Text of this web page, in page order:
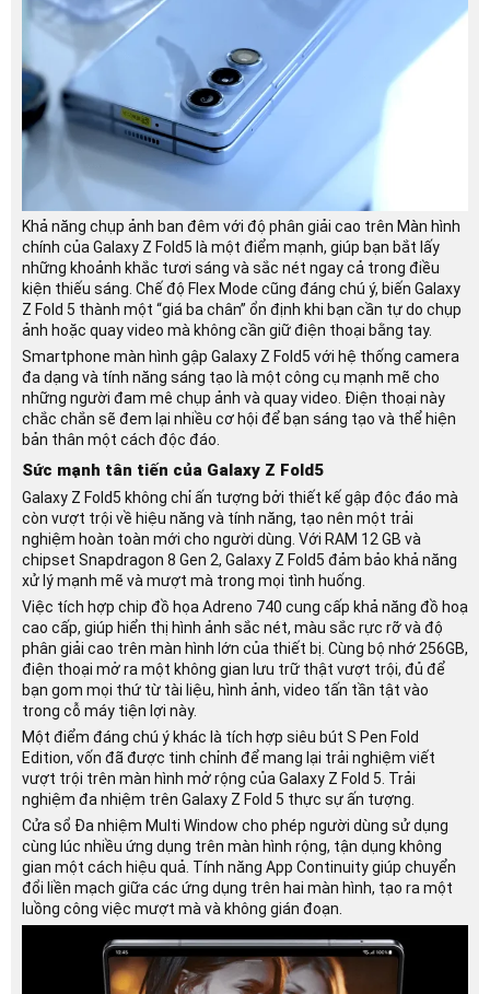
Khả năng chụp ảnh ban đêm với độ phân giải cao trên Màn hình
chính của Galaxy Z Fold5 là một điểm mạnh, giúp bạn bắt lấy
những khoảnh khắc tươi sáng và sắc nét ngay cả trong điều
kiện thiếu sáng. Chế độ Flex Mode cũng đáng chú ý, biến Galaxy
Z Fold 5 thành một “giá ba chân” ổn định khi bạn cần tự do chụp
ảnh hoặc quay video mà không cần giữ điện thoại bằng tay.
Smartphone màn hình gập Galaxy Z Fold5 với hệ thống camera
đa dạng và tính năng sáng tạo là một công cụ mạnh mẽ cho
những người đam mê chụp ảnh và quay video. Điện thoại này
chắc chắn sẽ đem lại nhiều cơ hội để bạn sáng tạo và thể hiện
bản thân một cách độc đáo.
Sức mạnh tân tiến của Galaxy Z Fold5
Galaxy Z Fold5 không chỉ ấn tượng bởi thiết kế gập độc đáo mà
còn vượt trội về hiệu năng và tính năng, tạo nên một trải
nghiệm hoàn toàn mới cho người dùng. Với RAM 12 GB và
chipset Snapdragon 8 Gen 2, Galaxy Z Fold5 đảm bảo khả năng
xử lý mạnh mẽ và mượt mà trong mọi tình huống.
Việc tích hợp chip đồ họa Adreno 740 cung cấp khả năng đồ hoạ
cao cấp, giúp hiển thị hình ảnh sắc nét, màu sắc rực rỡ và độ
phân giải cao trên màn hình lớn của thiết bị. Cùng bộ nhớ 256GB,
điện thoại mở ra một không gian lưu trữ thật vượt trội, đủ để
bạn gom mọi thứ từ tài liệu, hình ảnh, video tấn tần tật vào
trong cỗ máy tiện lợi này.
Một điểm đáng chú ý khác là tích hợp siêu bút S Pen Fold
Edition, vốn đã được tinh chỉnh để mang lại trải nghiệm viết
vượt trội trên màn hình mở rộng của Galaxy Z Fold 5. Trải
nghiệm đa nhiệm trên Galaxy Z Fold 5 thực sự ấn tượng.
Cửa sổ Đa nhiệm Multi Window cho phép người dùng sử dụng
cùng lúc nhiều ứng dụng trên màn hình rộng, tận dụng không
gian một cách hiệu quả. Tính năng App Continuity giúp chuyển
đổi liền mạch giữa các ứng dụng trên hai màn hình, tạo ra một
luồng công việc mượt mà và không gián đoạn.